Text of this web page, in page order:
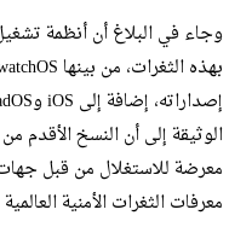
وجاء في البلاغ أن أنظمة
الوثيقة إلى أن النسخ الأقدم
معرضة للاستغلال من قبل